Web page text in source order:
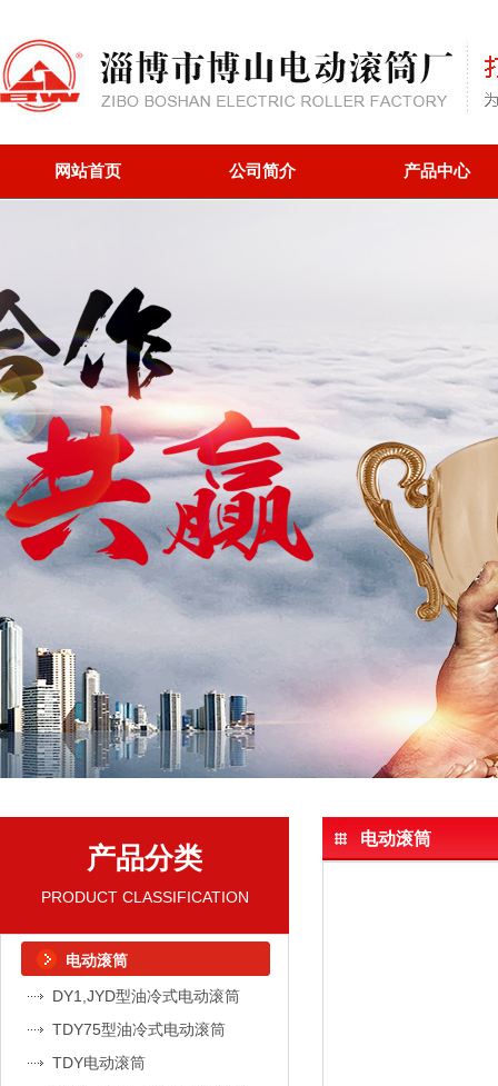
网站首页 公司简介 产品中心
产品分类
PRODUCT CLASSIFICATION
电动滚筒
DY1,JYD型油冷式电动滚筒
TDY75型油冷式电动滚筒
TDY电动滚筒
电动滚筒